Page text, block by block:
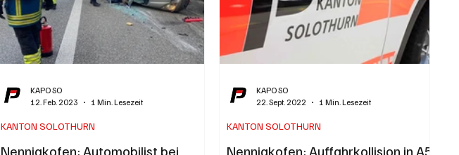
Nennigkofen: Automobilist bei
KANTON SOLOTHURN
KAPO SO
12. Feb. 2023
1 Min. Lesezeit
Nennigkofen: Auffahrkollision in A5-
KANTON SOLOTHURN
KAPO SO
22. Sept. 2022
1 Min. Lesezeit